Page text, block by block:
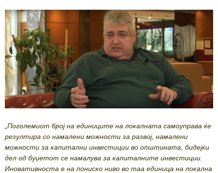
„Поголемиот број на единиците на локалната самоуправа ќе
резултира со намалени можности за развој, намалени
можности за капитални инвестиции во општината, бидејќи
дел од буџетот се намалува за капиталните инвестиции.
Иновативноста е на пониско ниво во таа единица на локална